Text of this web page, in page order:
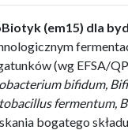
(em15) dla
(wg EFSA/
bifidum,
fermentum,
bogatego